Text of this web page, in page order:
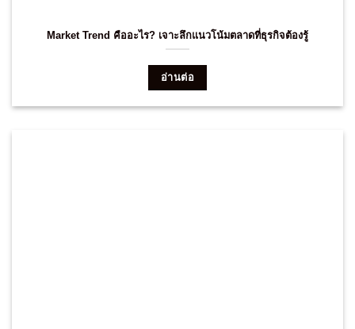
Market Trend คืออะไร? เจาะลึกแนวโน้มตลาดที่ธุรกิจต้องรู้
อ่านต่อ